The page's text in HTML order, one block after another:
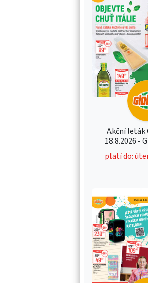
Akční leták
18.8.2026 -
platí do: